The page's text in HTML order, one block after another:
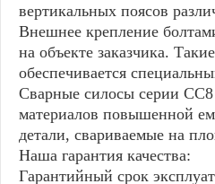
вертикальных поясов
Внешнее крепление
на объекте заказчика.
обеспечивается
Сварные силосы серии СС8
материалов повышенной
детали, свариваемые на
Наша гарантия качества:
Гарантийный срок